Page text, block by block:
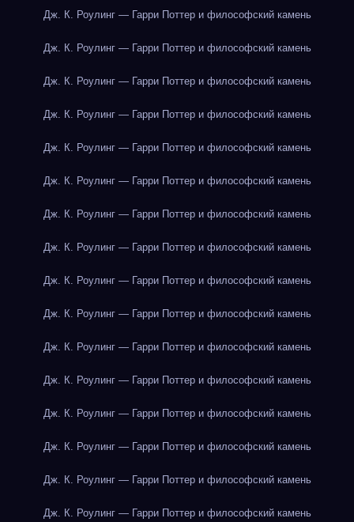
Дж. К. Роулинг — Гарри Поттер и философский камень
Дж. К. Роулинг — Гарри Поттер и философский камень
Дж. К. Роулинг — Гарри Поттер и философский камень
Дж. К. Роулинг — Гарри Поттер и философский камень
Дж. К. Роулинг — Гарри Поттер и философский камень
Дж. К. Роулинг — Гарри Поттер и философский камень
Дж. К. Роулинг — Гарри Поттер и философский камень
Дж. К. Роулинг — Гарри Поттер и философский камень
Дж. К. Роулинг — Гарри Поттер и философский камень
Дж. К. Роулинг — Гарри Поттер и философский камень
Дж. К. Роулинг — Гарри Поттер и философский камень
Дж. К. Роулинг — Гарри Поттер и философский камень
Дж. К. Роулинг — Гарри Поттер и философский камень
Дж. К. Роулинг — Гарри Поттер и философский камень
Дж. К. Роулинг — Гарри Поттер и философский камень
Дж. К. Роулинг — Гарри Поттер и философский камень